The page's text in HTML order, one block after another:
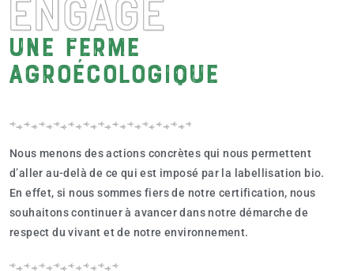
Une ferme
agroécologique
Nous menons des actions concrètes qui nous permettent
d’aller au-delà de ce qui est imposé par la labellisation bio.
En effet, si nous sommes fiers de notre certification, nous
souhaitons continuer à avancer dans notre démarche de
respect du vivant et de notre environnement.